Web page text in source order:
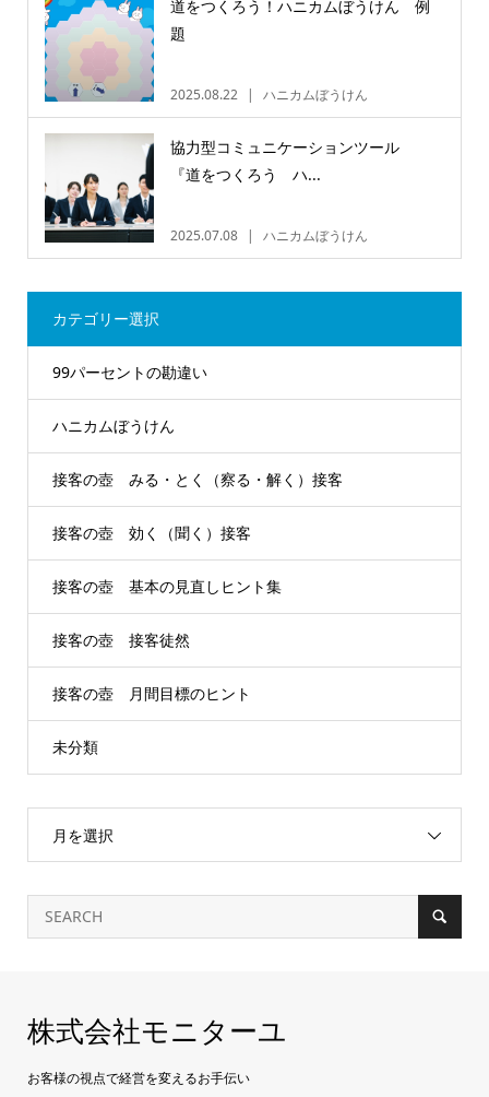
道をつくろう！ハニカムぼうけん 例
題
2025.08.22 ハニカムぼうけん
協力型コミュニケーションツール
『道をつくろう ハ...
2025.07.08 ハニカムぼうけん
カテゴリー選択
99パーセントの勘違い
ハニカムぼうけん
接客の壺 みる・とく（察る・解く）接客
接客の壺 効く（聞く）接客
接客の壺 基本の見直しヒント集
接客の壺 接客徒然
接客の壺 月間目標のヒント
未分類
月を選択
株式会社モニターユ
お客様の視点で経営を変えるお手伝い